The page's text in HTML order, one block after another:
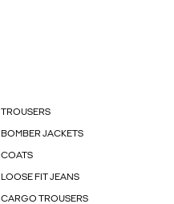
TROUSERS
BOMBER JACKETS
COATS
LOOSE FIT JEANS
CARGO TROUSERS